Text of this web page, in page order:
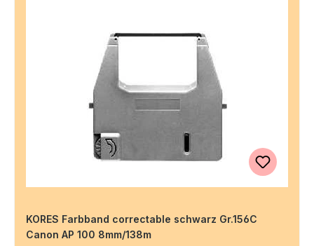
KORES Farbband correctable schwarz Gr.156C
Canon AP 100 8mm/138m